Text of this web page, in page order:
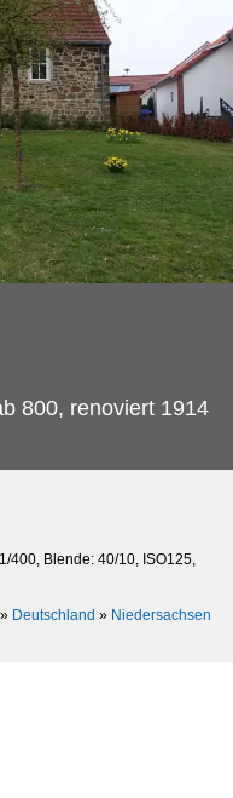
800, renoviert 1914
400, Blende: 40/10, ISO125,
» Deutschland » Niedersachsen